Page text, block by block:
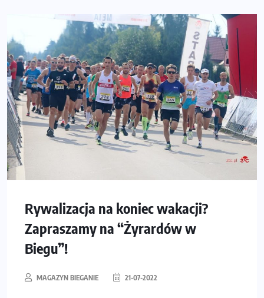
Rywalizacja na koniec wakacji?
Zapraszamy na “Żyrardów w
Biegu”!
MAGAZYN BIEGANIE 21-07-2022